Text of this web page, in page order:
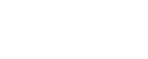
Informacja o stanie rozliczeń na